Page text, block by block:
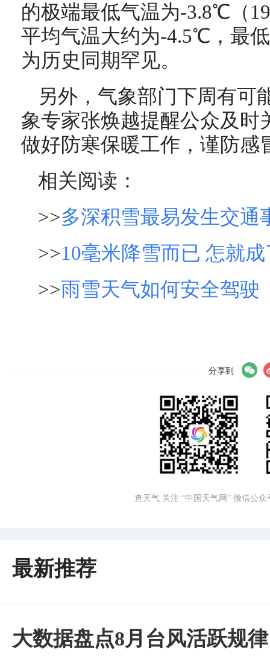
的极端最低气温为-3.8℃（
平均气温大约为-4.5℃，最
为历史同期罕见。
另外，气象部门下周有可
象专家张焕越提醒公众及时
做好防寒保暖工作，谨防感
相关阅读：
>>多深积雪最易发生交通
>>10毫米降雪而已 怎就
>>雨雪天气如何安全驾驶
分享到
查天气 关注 “中国天气网” 微信公众
最新推荐
大数据盘点8月台风活跃规律